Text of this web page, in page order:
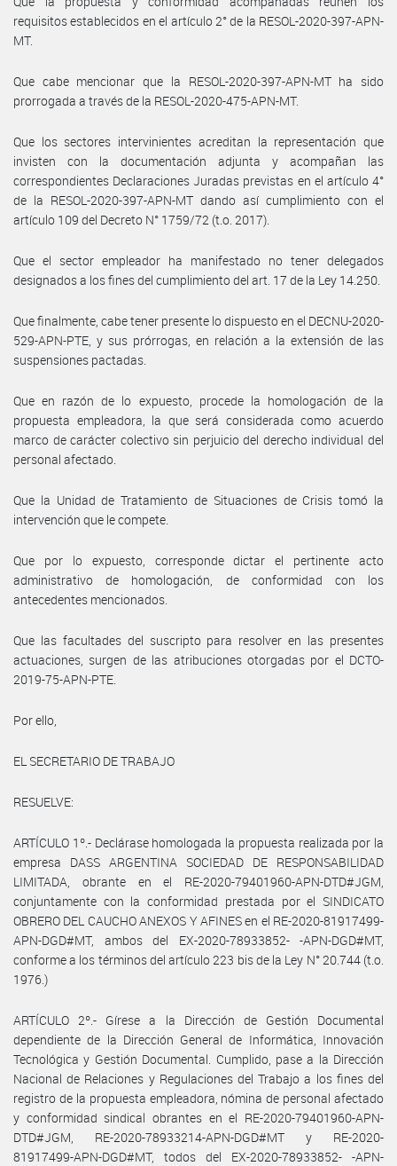
requisitos establecidos en el artículo 2° de la RESOL-2020-397-APN-
MT.
Que cabe mencionar que la RESOL-2020-397-APN-MT ha sido
prorrogada a través de la RESOL-2020-475-APN-MT.
Que los sectores intervinientes acreditan la representación que
invisten con la documentación adjunta y acompañan las
correspondientes Declaraciones Juradas previstas en el artículo 4°
de la RESOL-2020-397-APN-MT dando así cumplimiento con el
artículo 109 del Decreto N° 1759/72 (t.o. 2017).
Que el sector empleador ha manifestado no tener delegados
designados a los fines del cumplimiento del art. 17 de la Ley 14.250.
Que finalmente, cabe tener presente lo dispuesto en el DECNU-2020-
529-APN-PTE, y sus prórrogas, en relación a la extensión de las
suspensiones pactadas.
Que en razón de lo expuesto, procede la homologación de la
propuesta empleadora, la que será considerada como acuerdo
marco de carácter colectivo sin perjuicio del derecho individual del
personal afectado.
Que la Unidad de Tratamiento de Situaciones de Crisis tomó la
intervención que le compete.
Que por lo expuesto, corresponde dictar el pertinente acto
administrativo de homologación, de conformidad con los
antecedentes mencionados.
Que las facultades del suscripto para resolver en las presentes
actuaciones, surgen de las atribuciones otorgadas por el DCTO-
2019-75-APN-PTE.
Por ello,
EL SECRETARIO DE TRABAJO
RESUELVE:
ARTÍCULO 1º.- Declárase homologada la propuesta realizada por la
empresa DASS ARGENTINA SOCIEDAD DE RESPONSABILIDAD
LIMITADA, obrante en el RE-2020-79401960-APN-DTD#JGM,
conjuntamente con la conformidad prestada por el SINDICATO
OBRERO DEL CAUCHO ANEXOS Y AFINES en el RE-2020-81917499-
APN-DGD#MT, ambos del EX-2020-78933852- -APN-DGD#MT,
conforme a los términos del artículo 223 bis de la Ley N° 20.744 (t.o.
1976.)
ARTÍCULO 2º.- Gírese a la Dirección de Gestión Documental
dependiente de la Dirección General de Informática, Innovación
Tecnológica y Gestión Documental. Cumplido, pase a la Dirección
Nacional de Relaciones y Regulaciones del Trabajo a los fines del
registro de la propuesta empleadora, nómina de personal afectado
y conformidad sindical obrantes en el RE-2020-79401960-APN-
DTD#JGM, RE-2020-78933214-APN-DGD#MT y RE-2020-
81917499-APN-DGD#MT, todos del EX-2020-78933852- -APN-